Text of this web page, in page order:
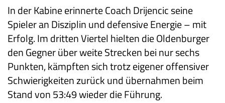
In der Kabine erinnerte Coach Drijencic seine
Spieler an Disziplin und defensive Energie – mit
Erfolg. Im dritten Viertel hielten die Oldenburger
den Gegner über weite Strecken bei nur sechs
Punkten, kämpften sich trotz eigener offensiver
Schwierigkeiten zurück und übernahmen beim
Stand von 53:49 wieder die Führung.